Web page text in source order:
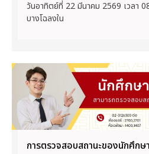
วันอาทิตย์ที่ 22 มีนาคม 2569 เวลา
บางโฉลงใน
การตรวจสอบสถานะของนักศึก